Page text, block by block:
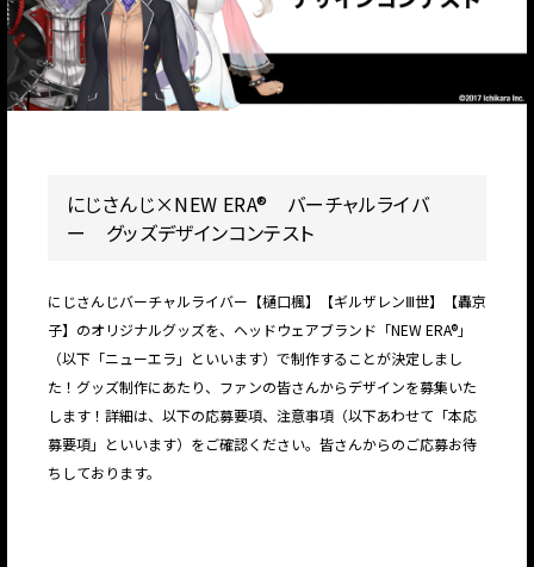
にじさんじ×NEW ERA® バーチャルライバ
ー グッズデザインコンテスト
にじさんじバーチャルライバー【樋口楓】【ギルザレンⅢ世】【轟京
子】のオリジナルグッズを、ヘッドウェアブランド「NEW ERA®」
（以下「ニューエラ」といいます）で制作することが決定しまし
た！グッズ制作にあたり、ファンの皆さんからデザインを募集いた
します！詳細は、以下の応募要項、注意事項（以下あわせて「本応
募要項」といいます）をご確認ください。皆さんからのご応募お待
ちしております。